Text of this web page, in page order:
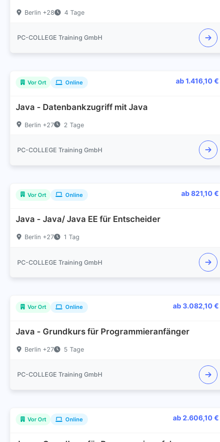
Berlin +28 4 Tage
PC-COLLEGE Training GmbH
Vor Ort Online ab 1.416,10 €
Java - Datenbankzugriff mit Java
Berlin +27 2 Tage
PC-COLLEGE Training GmbH
Vor Ort Online ab 821,10 €
Java - Java/ Java EE für Entscheider
Berlin +27 1 Tag
PC-COLLEGE Training GmbH
Vor Ort Online ab 3.082,10 €
Java - Grundkurs für Programmieranfänger
Berlin +27 5 Tage
PC-COLLEGE Training GmbH
Vor Ort Online ab 2.606,10 €